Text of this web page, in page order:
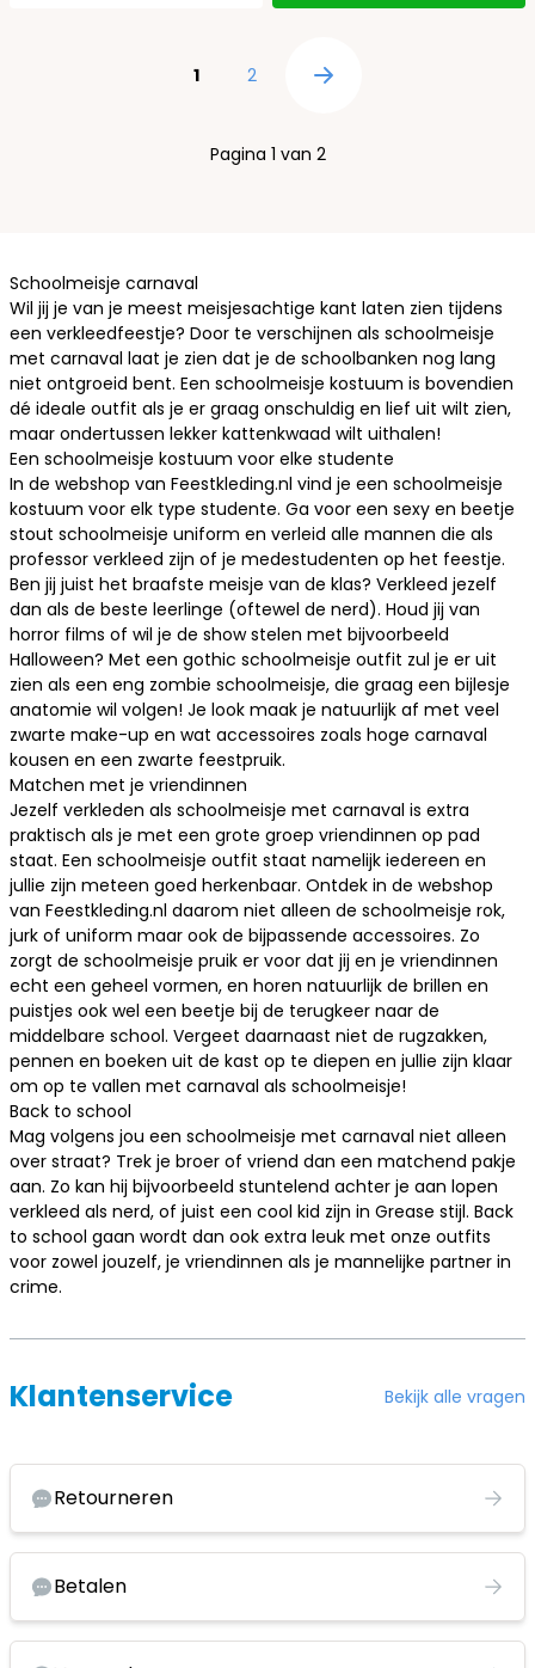
U lees momenteel pagina
1 Pagina
2 Pagina
Pagina 1 van 2
Schoolmeisje carnaval
Wil jij je van je meest meisjesachtige kant laten zien tijdens
een verkleedfeestje? Door te verschijnen als schoolmeisje
met carnaval laat je zien dat je de schoolbanken nog lang
niet ontgroeid bent. Een schoolmeisje kostuum is bovendien
dé ideale outfit als je er graag onschuldig en lief uit wilt zien,
maar ondertussen lekker kattenkwaad wilt uithalen!
Een schoolmeisje kostuum voor elke studente
In de webshop van Feestkleding.nl vind je een schoolmeisje
kostuum voor elk type studente. Ga voor een sexy en beetje
stout schoolmeisje uniform en verleid alle mannen die als
professor verkleed zijn of je medestudenten op het feestje.
Ben jij juist het braafste meisje van de klas? Verkleed jezelf
dan als de beste leerlinge (oftewel de nerd). Houd jij van
horror films of wil je de show stelen met bijvoorbeeld
Halloween? Met een gothic schoolmeisje outfit zul je er uit
zien als een eng zombie schoolmeisje, die graag een bijlesje
anatomie wil volgen! Je look maak je natuurlijk af met veel
zwarte make-up en wat accessoires zoals hoge carnaval
kousen en een zwarte feestpruik.
Matchen met je vriendinnen
Jezelf verkleden als schoolmeisje met carnaval is extra
praktisch als je met een grote groep vriendinnen op pad
staat. Een schoolmeisje outfit staat namelijk iedereen en
jullie zijn meteen goed herkenbaar. Ontdek in de webshop
van Feestkleding.nl daarom niet alleen de schoolmeisje rok,
jurk of uniform maar ook de bijpassende accessoires. Zo
zorgt de schoolmeisje pruik er voor dat jij en je vriendinnen
echt een geheel vormen, en horen natuurlijk de brillen en
puistjes ook wel een beetje bij de terugkeer naar de
middelbare school. Vergeet daarnaast niet de rugzakken,
pennen en boeken uit de kast op te diepen en jullie zijn klaar
om op te vallen met carnaval als schoolmeisje!
Back to school
Mag volgens jou een schoolmeisje met carnaval niet alleen
over straat? Trek je broer of vriend dan een matchend pakje
aan. Zo kan hij bijvoorbeeld stuntelend achter je aan lopen
verkleed als nerd, of juist een cool kid zijn in Grease stijl. Back
to school gaan wordt dan ook extra leuk met onze outfits
voor zowel jouzelf, je vriendinnen als je mannelijke partner in
crime.
Klantenservice Bekijk alle vragen
Retourneren
Betalen